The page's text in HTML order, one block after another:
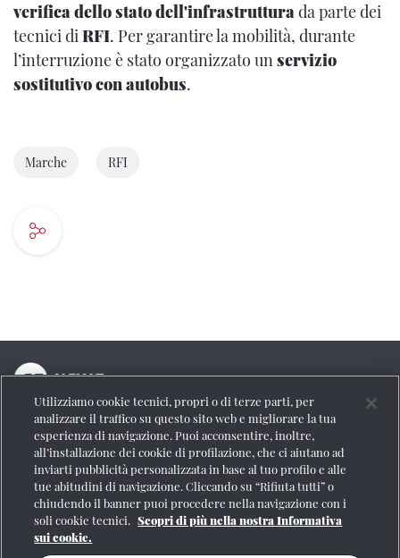
verifica dello stato dell'infrastrutturada parte dei
tecnici diRFI. Per garantire la mobilità, durante
l’interruzione è stato organizzato unservizio
sostitutivo con autobus.
Marche RFI
La testata online del Gruppo FS Italiane
Social
Se vuoi contattarci o avere altre informazioni
Utilizziamo cookie tecnici, propri o di terze parti, per
analizzare il traffico su questo sito web e migliorare la tua
esperienza di navigazione. Puoi acconsentire, inoltre,
all’installazione dei cookie di profilazione, che ci aiutano ad
inviarti pubblicità personalizzata in base al tuo profilo e alle
tue abitudini di navigazione. Cliccando su “Rifiuta tutti” o
chiudendo il banner puoi procedere nella navigazione con i
soli cookie tecnici. Scopri di più nella nostra Informativa
sui cookie.